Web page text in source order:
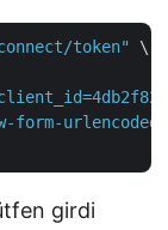
token"
\
form-urlencoded"
girdi